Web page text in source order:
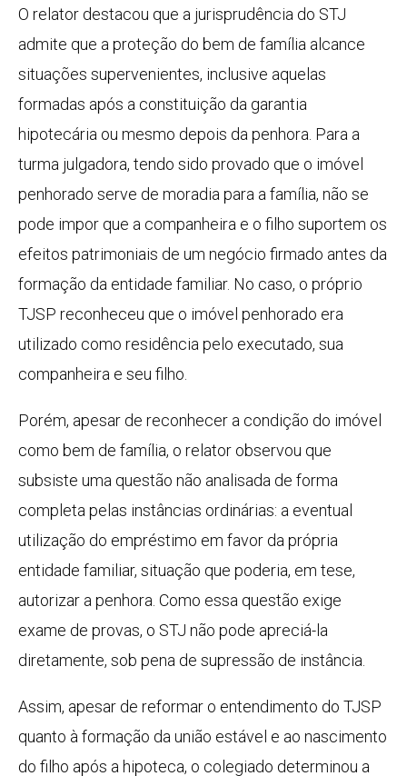
O relator destacou que a jurisprudência do STJ
admite que a proteção do bem de família alcance
situações supervenientes, inclusive aquelas
formadas após a constituição da garantia
hipotecária ou mesmo depois da penhora. Para a
turma julgadora, tendo sido provado que o imóvel
penhorado serve de moradia para a família, não se
pode impor que a companheira e o filho suportem os
efeitos patrimoniais de um negócio firmado antes da
formação da entidade familiar. No caso, o próprio
TJSP reconheceu que o imóvel penhorado era
utilizado como residência pelo executado, sua
companheira e seu filho.
Porém, apesar de reconhecer a condição do imóvel
como bem de família, o relator observou que
subsiste uma questão não analisada de forma
completa pelas instâncias ordinárias: a eventual
utilização do empréstimo em favor da própria
entidade familiar, situação que poderia, em tese,
autorizar a penhora. Como essa questão exige
exame de provas, o STJ não pode apreciá-la
diretamente, sob pena de supressão de instância.
Assim, apesar de reformar o entendimento do TJSP
quanto à formação da união estável e ao nascimento
do filho após a hipoteca, o colegiado determinou a